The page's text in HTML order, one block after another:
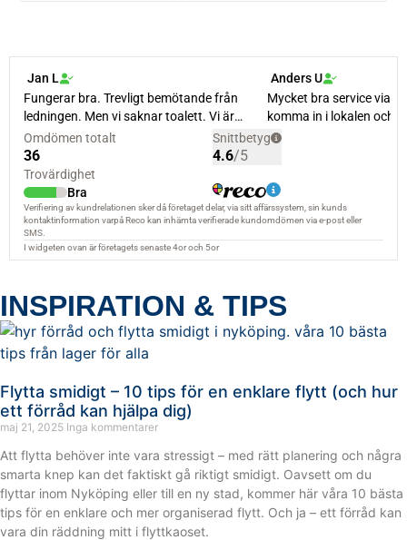
INSPIRATION & TIPS
Flytta smidigt – 10 tips för en enklare flytt (och hur
ett förråd kan hjälpa dig)
maj 21, 2025 Inga kommentarer
Att flytta behöver inte vara stressigt – med rätt planering och några
smarta knep kan det faktiskt gå riktigt smidigt. Oavsett om du
flyttar inom Nyköping eller till en ny stad, kommer här våra 10 bästa
tips för en enklare och mer organiserad flytt. Och ja – ett förråd kan
vara din räddning mitt i flyttkaoset.